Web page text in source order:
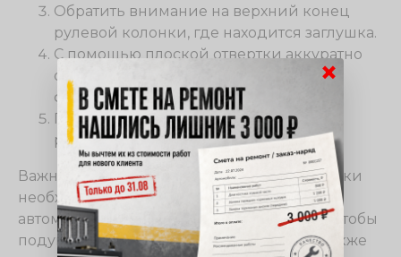
Обратить внимание на верхний конец
рулевой колонки, где находится заглушка.
С помощью плоской отвертки аккуратно
открутить крепежные винты,
фиксирующие заглушку.
Поднять заглушку вверх и снять ее с
рулевой колонки.
Важно помнить, что перед снятием заглушки
необходимо отключить аккумулятор
автомобиля и ожидать некоторое время, чтобы
подушка безопасности потеряла заряд. Также
×